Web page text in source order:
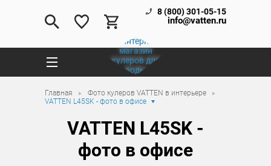
8 (800) 301-05-15
info@vatten.ru
Главная
Фото кулеров VATTEN в интерьере
VATTEN L45SK - фото в офисе
VATTEN L45SK -
фото в офисе